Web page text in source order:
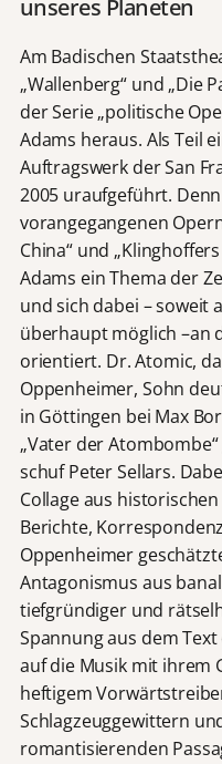
unseres Planeten
Am Badischen
„Wallenberg“ und „Die
der Serie „politische
Adams heraus. Als Teil
Auftragswerk der San
2005 uraufgeführt.
vorangegangenen
China“ und
Adams ein Thema der
und sich dabei – soweit
überhaupt möglich –an
orientiert. Dr. Atomic,
Oppenheimer, Sohn
in Göttingen bei Max
„Vater der
schuf Peter Sellars.
Collage aus
Berichte,
Oppenheimer
Antagonismus aus
tiefgründiger und
Spannung aus dem
auf die Musik mit ihrem
heftigem
Schlagzeuggewittern
romantisierenden